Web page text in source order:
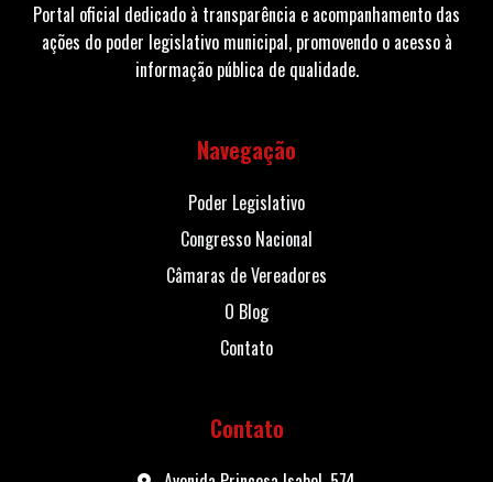
Portal oficial dedicado à transparência e acompanhamento das
ações do poder legislativo municipal, promovendo o acesso à
informação pública de qualidade.
Navegação
Poder Legislativo
Congresso Nacional
Câmaras de Vereadores
O Blog
Contato
Contato